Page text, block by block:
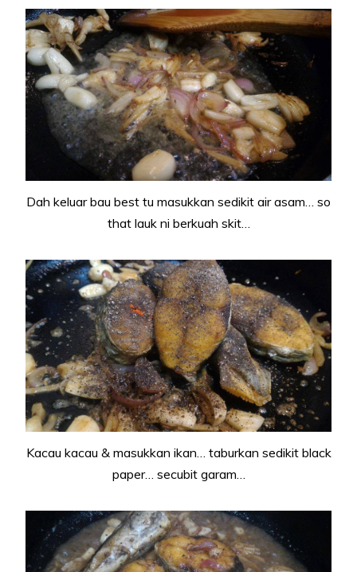
Dah keluar bau best tu masukkan sedikit air asam… so
that lauk ni berkuah skit…
Kacau kacau & masukkan ikan… taburkan sedikit black
paper… secubit garam…